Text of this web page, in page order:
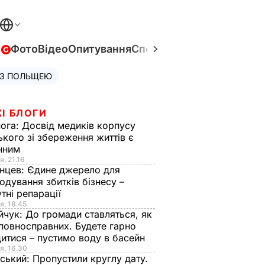
ФотоВідеоОпитуванняСпецпроєкти
ПОЛЬЩЕЮ
БЛОГИ
Досвід медиків корпусу
зі збереження життів є
21.16
Єдине джерело для
збитків бізнесу –
репарації
18.45
До громади ставляться, як
Будете гарно
– пустимо воду в басейн
16.30
Пропустили круглу дату.